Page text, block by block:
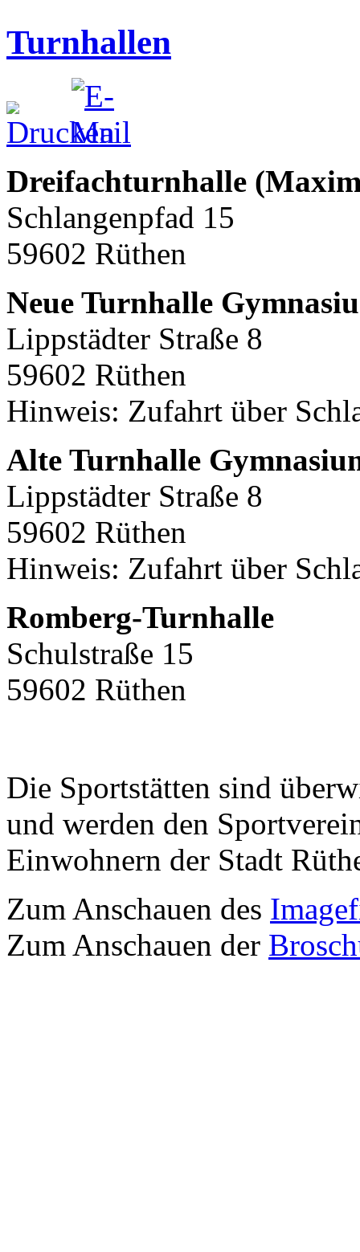
Turnhallen
Dreifachturnhalle
Schlangenpfad 15
59602 Rüthen
Neue Turnhalle
Lippstädter Straße 8
59602 Rüthen
Hinweis: Zufahrt über
Alte Turnhalle
Lippstädter Straße 8
59602 Rüthen
Hinweis: Zufahrt über
Romberg-Turnhalle
Schulstraße 15
59602 Rüthen
Die Sportstätten sind
und werden den
Einwohnern der Stadt
Zum Anschauen des
Zum Anschauen der